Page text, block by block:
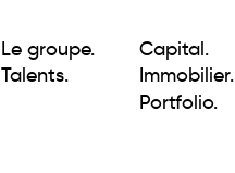
Le groupe.
Talents.
Capital.
Immobilier.
Portfolio.